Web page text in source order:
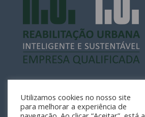
Utilizamos cookies no nosso site
para melhorar a experiência de